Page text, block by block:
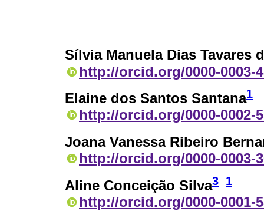
Sílvia Manuela Dias Tavares
http://orcid.org/0000-0003-
Elaine dos Santos Santana1
http://orcid.org/0000-0002-
Joana Vanessa Ribeiro
http://orcid.org/0000-0003-
Aline Conceição Silva3 1
http://orcid.org/0000-0001-